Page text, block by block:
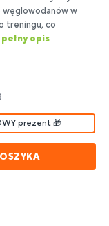
węglowodanów w
treningu, co
pełny opis
prezent 🎁